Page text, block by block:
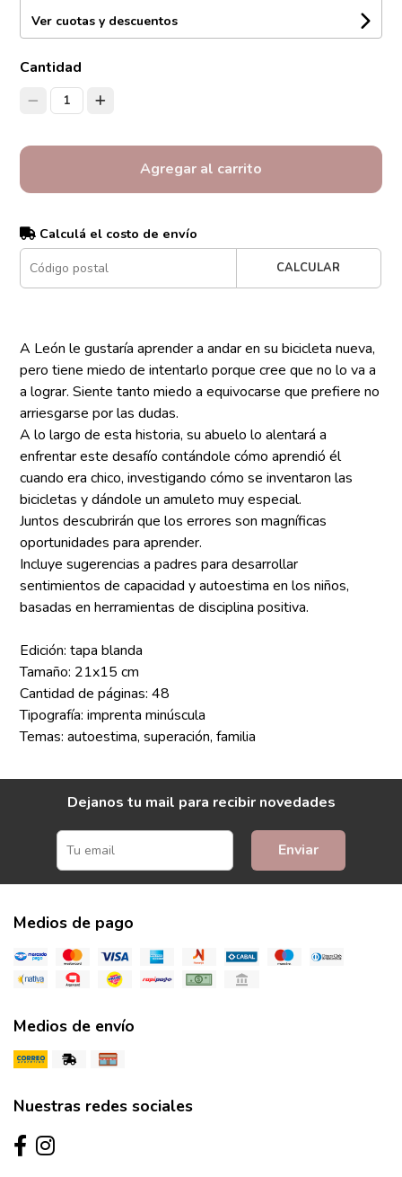
Ver cuotas y descuentos
Cantidad
1
Agregar al carrito
Calculá el costo de envío
CALCULAR
A León le gustaría aprender a andar en su bicicleta nueva,
pero tiene miedo de intentarlo porque cree que no lo va a
a lograr. Siente tanto miedo a equivocarse que prefiere no
arriesgarse por las dudas.
A lo largo de esta historia, su abuelo lo alentará a
enfrentar este desafío contándole cómo aprendió él
cuando era chico, investigando cómo se inventaron las
bicicletas y dándole un amuleto muy especial.
Juntos descubrirán que los errores son magníficas
oportunidades para aprender.
Incluye sugerencias a padres para desarrollar
sentimientos de capacidad y autoestima en los niños,
basadas en herramientas de disciplina positiva.
Edición: tapa blanda
Tamaño: 21x15 cm
Cantidad de páginas: 48
Tipografía: imprenta minúscula
Temas: autoestima, superación, familia
Dejanos tu mail para recibir novedades
Enviar
Medios de pago
Medios de envío
Nuestras redes sociales